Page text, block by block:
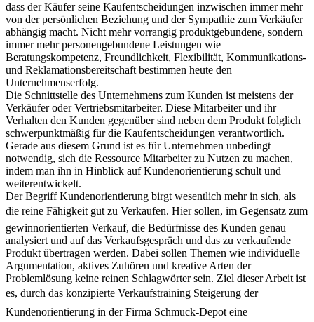
dass der Käufer seine Kaufentscheidungen inzwischen immer mehr
von der persönlichen Beziehung und der Sympathie zum Verkäufer
abhängig macht. Nicht mehr vorrangig produktgebundene, sondern
immer mehr personengebundene Leistungen wie
Beratungskompetenz, Freundlichkeit, Flexibilität, Kommunikations-
und Reklamationsbereitschaft bestimmen heute den
Unternehmenserfolg.
Die Schnittstelle des Unternehmens zum Kunden ist meistens der
Verkäufer oder Vertriebsmitarbeiter. Diese Mitarbeiter und ihr
Verhalten den Kunden gegenüber sind neben dem Produkt folglich
schwerpunktmäßig für die Kaufentscheidungen verantwortlich.
Gerade aus diesem Grund ist es für Unternehmen unbedingt
notwendig, sich die Ressource Mitarbeiter zu Nutzen zu machen,
indem man ihn in Hinblick auf Kundenorientierung schult und
weiterentwickelt.
Der Begriff Kundenorientierung birgt wesentlich mehr in sich, als
die reine Fähigkeit gut zu Verkaufen. Hier sollen, im Gegensatz zum
gewinnorientierten Verkauf, die Bedürfnisse des Kunden genau
analysiert und auf das Verkaufsgespräch und das zu verkaufende
Produkt übertragen werden. Dabei sollen Themen wie individuelle
Argumentation, aktives Zuhören und kreative Arten der
Problemlösung keine reinen Schlagwörter sein. Ziel dieser Arbeit ist
es, durch das konzipierte Verkaufstraining Steigerung der
Kundenorientierung in der Firma Schmuck-Depot eine